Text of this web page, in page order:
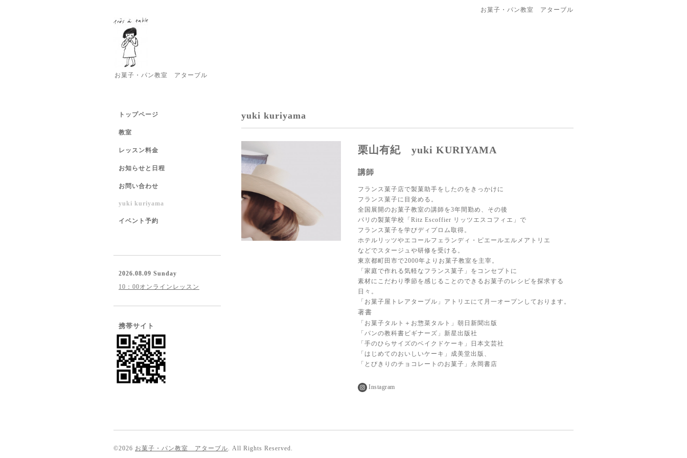
お菓子・パン教室 アターブル
お菓子・パン教室 アターブル
yuki kuriyama
栗山有紀 yuki KURIYAMA
講師
フランス菓子店で製菓助手をしたのをきっかけに
フランス菓子に目覚める。
全国展開のお菓子教室の講師を3年間勤め、その後
パリの製菓学校「Ritz Escoffier リッツエスコフィエ」で
フランス菓子を学びディプロム取得。
ホテルリッツやエコールフェランディ・ピエールエルメアトリエ
などでスタージュや研修を受ける。
東京都町田市で2000年よりお菓子教室を主宰。
「家庭で作れる気軽なフランス菓子」をコンセプトに
素材にこだわり季節を感じることのできるお菓子のレシピを探求する
日々。
「お菓子屋トレアターブル」アトリエにて月一オープンしております。
著書
「お菓子タルト＋お惣菜タルト」朝日新聞出版
「パンの教科書ビギナーズ」新星出版社
「手のひらサイズのベイクドケーキ」日本文芸社
「はじめてのおいしいケーキ」成美堂出版、
「とびきりのチョコレートのお菓子」永岡書店
Instagram
トップページ
教室
レッスン料金
お知らせと日程
お問い合わせ
yuki kuriyama
イベント予約
2026.08.09 Sunday
10：00オンラインレッスン
携帯サイト
©2026 お菓子・パン教室 アターブル. All Rights Reserved.